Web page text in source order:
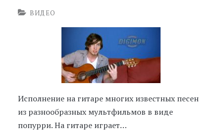
ВИДЕО
Исполнение на гитаре многих известных песен
из разнообразных мультфильмов в виде
попурри. На гитаре играет…